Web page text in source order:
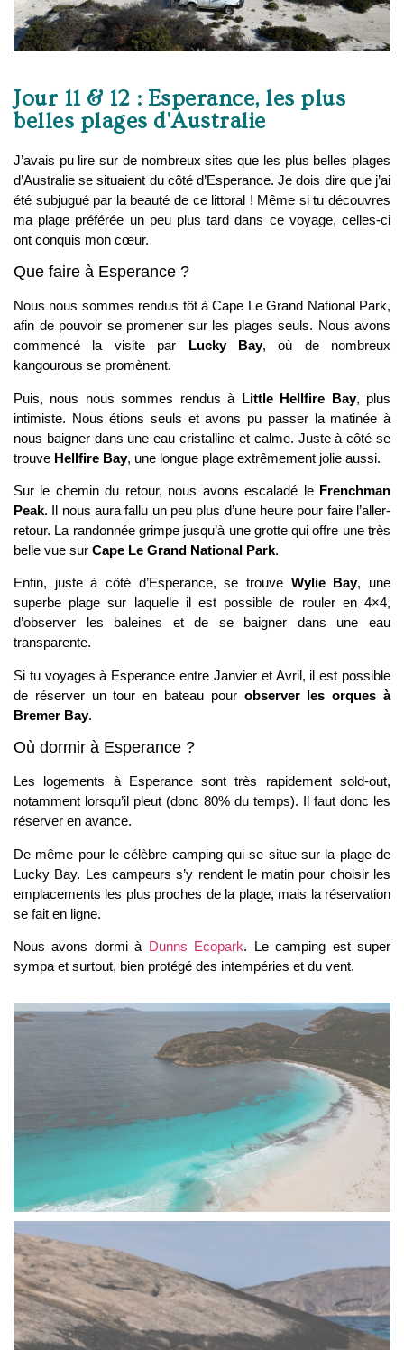
Jour 11 & 12 : Esperance, les plus
belles plages d'Australie
J’avais pu lire sur de nombreux sites que les plus belles plages
d’Australie se situaient du côté d’Esperance. Je dois dire que j’ai
été subjugué par la beauté de ce littoral ! Même si tu découvres
ma plage préférée un peu plus tard dans ce voyage, celles-ci
ont conquis mon cœur.
Que faire à Esperance ?
Nous nous sommes rendus tôt à Cape Le Grand National Park,
afin de pouvoir se promener sur les plages seuls. Nous avons
commencé la visite par Lucky Bay, où de nombreux
kangourous se promènent.
Puis, nous nous sommes rendus à Little Hellfire Bay, plus
intimiste. Nous étions seuls et avons pu passer la matinée à
nous baigner dans une eau cristalline et calme. Juste à côté se
trouve Hellfire Bay, une longue plage extrêmement jolie aussi.
Sur le chemin du retour, nous avons escaladé le Frenchman
Peak. Il nous aura fallu un peu plus d’une heure pour faire l’aller-
retour. La randonnée grimpe jusqu’à une grotte qui offre une très
belle vue sur Cape Le Grand National Park.
Enfin, juste à côté d’Esperance, se trouve Wylie Bay, une
superbe plage sur laquelle il est possible de rouler en 4×4,
d’observer les baleines et de se baigner dans une eau
transparente.
Si tu voyages à Esperance entre Janvier et Avril, il est possible
de réserver un tour en bateau pour observer les orques à
Bremer Bay.
Où dormir à Esperance ?
Les logements à Esperance sont très rapidement sold-out,
notamment lorsqu’il pleut (donc 80% du temps). Il faut donc les
réserver en avance.
De même pour le célèbre camping qui se situe sur la plage de
Lucky Bay. Les campeurs s’y rendent le matin pour choisir les
emplacements les plus proches de la plage, mais la réservation
se fait en ligne.
Nous avons dormi à Dunns Ecopark. Le camping est super
sympa et surtout, bien protégé des intempéries et du vent.